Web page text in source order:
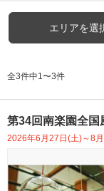
エリアを選
全3件中1〜3件
第34回南楽園全国
2026年6月27日(土)～8